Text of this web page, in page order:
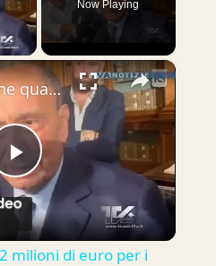
Now Playing
×
Play
Video
Dalla Regione quasi 2 milioni di euro per i comuni colpiti dal sisma dello scorso 4 marzo. Tra quest
milioni di euro per i